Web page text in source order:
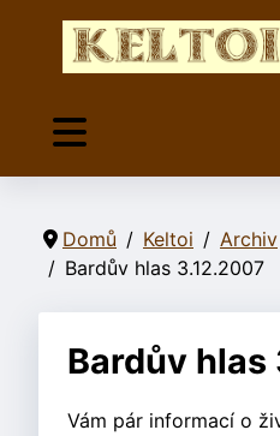
Domů Keltoi Archiv
Bardův hlas 3.12.2007
Bardův hlas
Vám pár informací o